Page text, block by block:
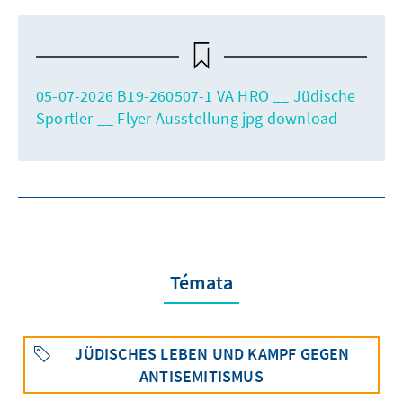
05-07-2026 B19-260507-1 VA HRO __ Jüdische
Sportler __ Flyer Ausstellung jpg download
Témata
JÜDISCHES LEBEN UND KAMPF GEGEN
ANTISEMITISMUS